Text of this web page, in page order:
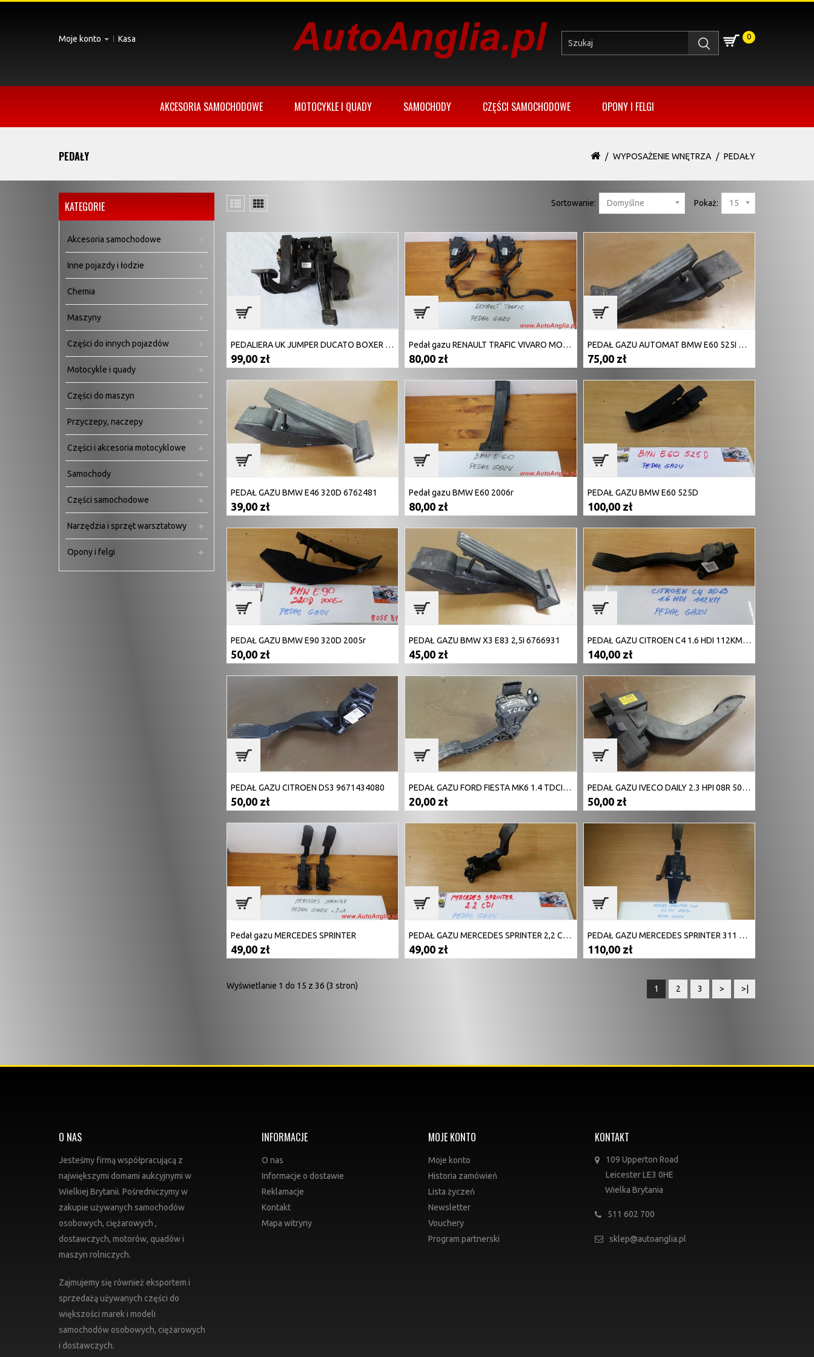
Moje konto Kasa 0
AKCESORIA SAMOCHODOWE MOTOCYKLE I QUADY SAMOCHODY CZĘŚCI SAMOCHODOWE OPONY I FELGI
PEDAŁY WYPOSAŻENIE WNĘTRZA PEDAŁY
KATEGORIE
Akcesoria samochodowe
Inne pojazdy i łodzie
Chemia
Maszyny
Części do innych pojazdów
Motocykle i quady
Części do maszyn
Przyczepy, naczepy
Części i akcesoria motocyklowe
Samochody
Części samochodowe
Narzędzia i sprzęt warsztatowy
Opony i felgi
Sortowanie: Domyślne Pokaż: 15
PEDALIERA UK JUMPER DUCATO BOXER 1341020080
99,00 zł
Pedał gazu RENAULT TRAFIC VIVARO MOVANO
80,00 zł
PEDAŁ GAZU AUTOMAT BMW E60 525I 6766930
75,00 zł
PEDAŁ GAZU BMW E46 320D 6762481
39,00 zł
Pedał gazu BMW E60 2006r
80,00 zł
PEDAŁ GAZU BMW E60 525D
100,00 zł
PEDAŁ GAZU BMW E90 320D 2005r
50,00 zł
PEDAŁ GAZU BMW X3 E83 2,5I 6766931
45,00 zł
PEDAŁ GAZU CITROEN C4 1.6 HDI 112KM 2013r
140,00 zł
PEDAŁ GAZU CITROEN DS3 9671434080
50,00 zł
PEDAŁ GAZU FORD FIESTA MK6 1.4 TDCI 68KM 2005R
20,00 zł
PEDAŁ GAZU IVECO DAILY 2.3 HPI 08R 504061735
50,00 zł
Pedał gazu MERCEDES SPRINTER
49,00 zł
PEDAŁ GAZU MERCEDES SPRINTER 2,2 CDI 2003
49,00 zł
PEDAŁ GAZU MERCEDES SPRINTER 311 W906
110,00 zł
1 2 3 > >|
Wyświetlanie 1 do 15 z 36 (3 stron)
O NAS
Jesteśmy firmą współpracującą z
największymi domami aukcyjnymi w
Wielkiej Brytanii. Pośredniczymy w
zakupie używanych samochodów
osobowych, ciężarowych ,
dostawczych, motorów, quadów i
maszyn rolniczych.
Zajmujemy się również eksportem i
sprzedażą używanych części do
większości marek i modeli
samochodów osobowych, ciężarowych
i dostawczych.
INFORMACJE
O nas
Informacje o dostawie
Reklamacje
Kontakt
Mapa witryny
MOJE KONTO
Moje konto
Historia zamówień
Lista życzeń
Newsletter
Vouchery
Program partnerski
KONTAKT
109 Upperton Road
Leicester LE3 0HE
Wielka Brytania
511 602 700
sklep@autoanglia.pl